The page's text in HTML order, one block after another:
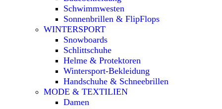
Schwimmwesten
Sonnenbrillen & FlipFlops
WINTERSPORT
Snowboards
Schlittschuhe
Helme & Protektoren
Wintersport-Bekleidung
Handschuhe & Schneebrillen
MODE & TEXTILIEN
Damen